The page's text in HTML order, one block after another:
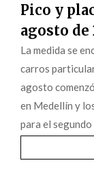
Pico y
agosto de
La medida se
carros
agosto
en Medellín y
para el segundo